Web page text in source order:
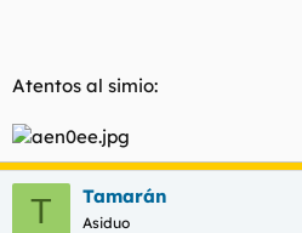
Atentos al simio:
T Tamarán
Asiduo